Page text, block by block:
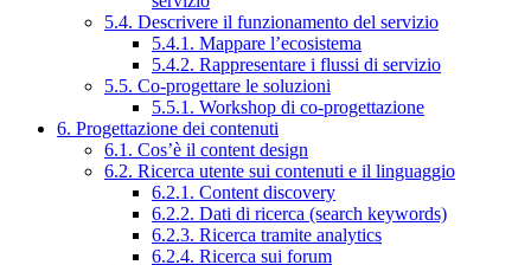
5.4. Descrivere il funzionamento del servizio
5.4.1. Mappare l’ecosistema
5.4.2. Rappresentare i flussi di servizio
5.5. Co-progettare le soluzioni
5.5.1. Workshop di co-progettazione
6. Progettazione dei contenuti
6.1. Cos’è il content design
6.2. Ricerca utente sui contenuti e il linguaggio
6.2.1. Content discovery
6.2.2. Dati di ricerca (search keywords)
6.2.3. Ricerca tramite analytics
6.2.4. Ricerca sui forum